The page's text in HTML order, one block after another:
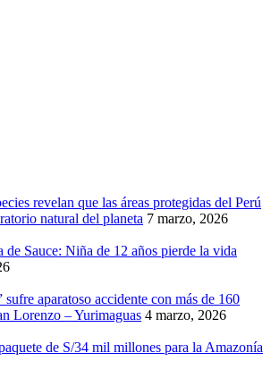
revelan que las áreas protegidas del Perú
natural del planeta 7 marzo, 2026
de Sauce: Niña de 12 años pierde la vida
aparatoso accidente con más de 160
Lorenzo – Yurimaguas 4 marzo, 2026
de S/34 mil millones para la Amazonía